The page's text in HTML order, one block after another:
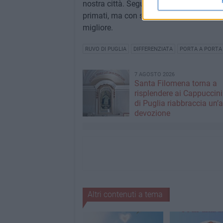
nostra città. Seguiremo con cura lo
primati, ma con spirito di sostegno al
migliore.
RUVO DI PUGLIA DIFFERENZIATA PORTA A PORTA
7 AGOSTO 2026
Santa Filomena torna a
risplendere ai
di Puglia riabbraccia
devozione
Altri contenuti a tema